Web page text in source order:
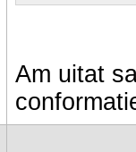
Am uitat